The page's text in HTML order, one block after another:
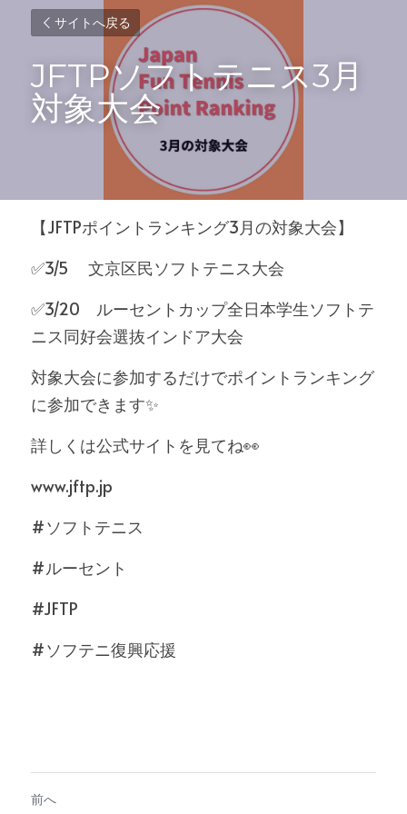
サイトへ戻る
JFTPソフトテニス3月
対象大会
【JFTPポイントランキング3月の対象大会】
✅3/5 　文京区民ソフトテニス大会
✅3/20　ルーセントカップ全日本学生ソフトテ
ニス同好会選抜インドア大会
対象大会に参加するだけでポイントランキング
に参加できます✨
詳しくは公式サイトを見てね👀
www.jftp.jp
#ソフトテニス
#ルーセント
#JFTP
#ソフテニ復興応援
前へ